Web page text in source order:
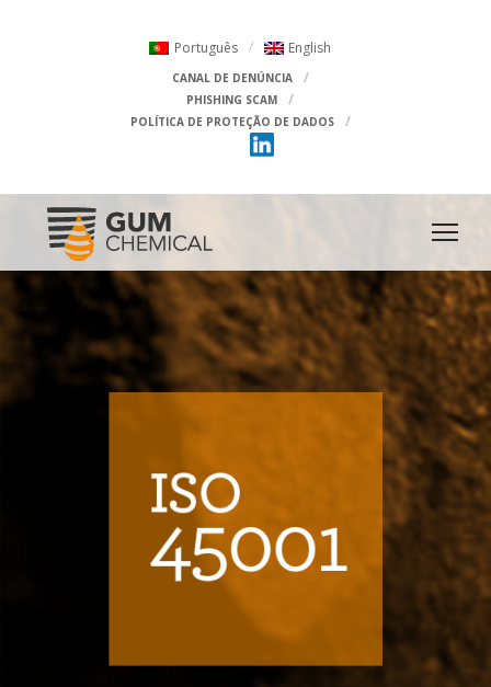
Português English
CANAL DE DENÚNCIA
PHISHING SCAM
POLÍTICA DE PROTEÇÃO DE DADOS